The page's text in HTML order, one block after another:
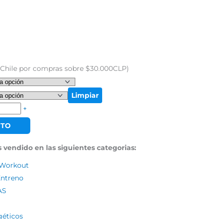
por compras sobre $30.000CLP)
Limpiar
+
vendido en las siguientes categorias: